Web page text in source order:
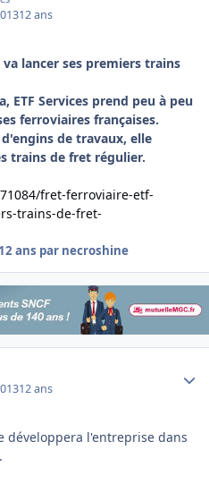
12 ans
va lancer ses premiers trains
ETF Services prend peu à peu
ferroviaires françaises.
de travaux, elle
trains de fret régulier.
fret-ferroviaire-etf-
trains-de-fret-
12 ans par necroshine
12 ans
développera l'entreprise dans